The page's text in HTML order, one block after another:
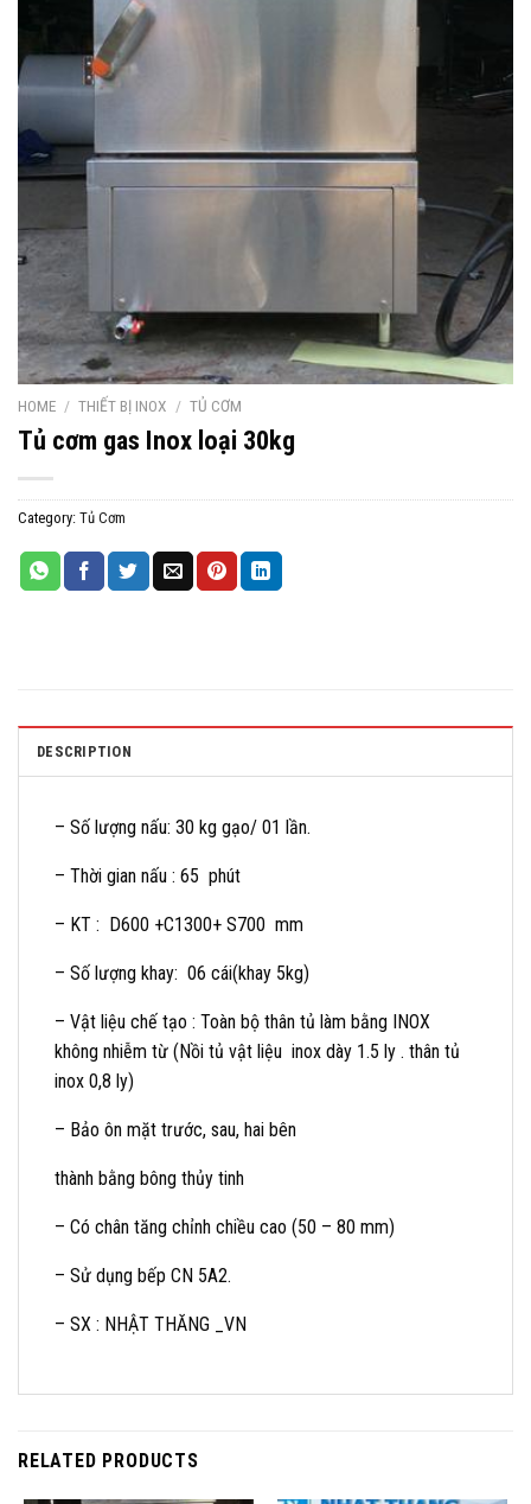
HOME / THIẾT BỊ INOX / TỦ CƠM
Tủ cơm gas Inox loại 30kg
Category: Tủ Cơm
DESCRIPTION
– Số lượng nấu: 30 kg gạo/ 01 lần.
– Thời gian nấu : 65 phút
– KT : D600 +C1300+ S700 mm
– Số lượng khay: 06 cái(khay 5kg)
– Vật liệu chế tạo : Toàn bộ thân tủ làm bằng INOX
không nhiễm từ (Nồi tủ vật liệu inox dày 1.5 ly . thân tủ
inox 0,8 ly)
– Bảo ôn mặt trước, sau, hai bên
thành bằng bông thủy tinh
– Có chân tăng chỉnh chiều cao (50 – 80 mm)
– Sử dụng bếp CN 5A2.
– SX : NHẬT THĂNG _VN
RELATED PRODUCTS